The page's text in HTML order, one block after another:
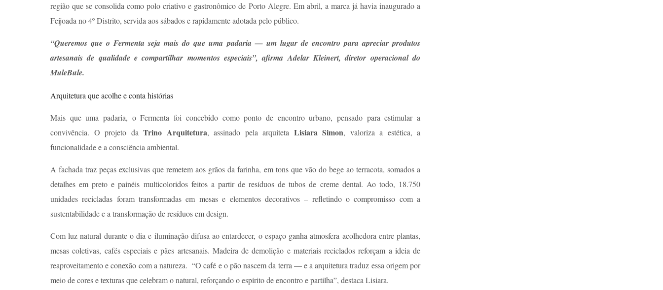
região que se consolida como polo criativo e gastronômico de Porto Alegre. Em abril, a marca já havia inaugurado a
Feijoada no 4º Distrito, servida aos sábados e rapidamente adotada pelo público.
“Queremos que o Fermenta seja mais do que uma padaria — um lugar de encontro para apreciar produtos
artesanais de qualidade e compartilhar momentos especiais”, afirma Adelar Kleinert, diretor operacional do
MuleBule.
Arquitetura que acolhe e conta histórias
Mais que uma padaria, o Fermenta foi concebido como ponto de encontro urbano, pensado para estimular a
convivência. O projeto da Trino Arquitetura, assinado pela arquiteta Lisiara Simon, valoriza a estética, a
funcionalidade e a consciência ambiental.
A fachada traz peças exclusivas que remetem aos grãos da farinha, em tons que vão do bege ao terracota, somados a
detalhes em preto e painéis multicoloridos feitos a partir de resíduos de tubos de creme dental. Ao todo, 18.750
unidades recicladas foram transformadas em mesas e elementos decorativos – refletindo o compromisso com a
sustentabilidade e a transformação de resíduos em design.
Com luz natural durante o dia e iluminação difusa ao entardecer, o espaço ganha atmosfera acolhedora entre plantas,
mesas coletivas, cafés especiais e pães artesanais. Madeira de demolição e materiais reciclados reforçam a ideia de
reaproveitamento e conexão com a natureza. “O café e o pão nascem da terra — e a arquitetura traduz essa origem por
meio de cores e texturas que celebram o natural, reforçando o espírito de encontro e partilha”, destaca Lisiara.